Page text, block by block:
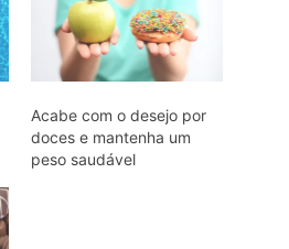
Acabe com o desejo por
doces e mantenha um
peso saudável